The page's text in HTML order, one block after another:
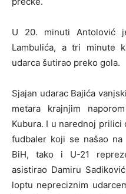
U 20. minuti Antolović
Lambulića, a tri minute
udarca šutirao preko gola.
Sjajan udarac Bajića
metara krajnjim
Kubura. I u narednoj prilici
fudbaler koji se našao
BiH, tako i U-21
asistirao Damiru
loptu nepreciznim